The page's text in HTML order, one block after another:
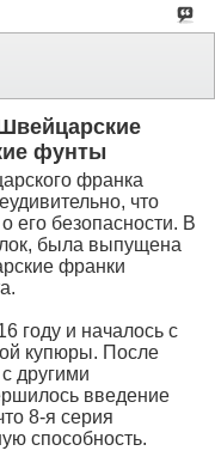
фунты
франка
что
его безопасности. В
была выпущена
франки
году и началось с
купюры. После
другими
введение
8-я серия
способность.